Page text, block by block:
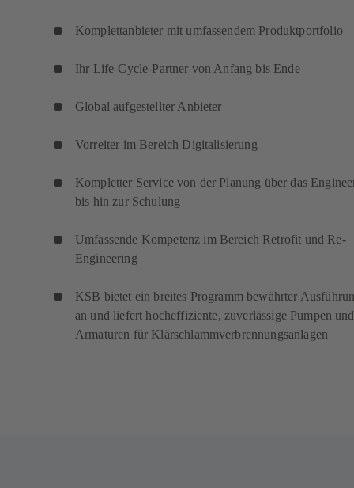
Komplettanbieter mit umfassendem Produktportfolio
Ihr Life-Cycle-Partner von Anfang bis Ende
Global aufgestellter Anbieter
Vorreiter im Bereich Digitalisierung
Kompletter Service von der Planung über das
bis hin zur Schulung
Umfassende Kompetenz im Bereich Retrofit und Re-
Engineering
KSB bietet ein breites Programm bewährter
an und liefert hocheffiziente, zuverlässige Pumpen und
Armaturen für Klärschlammverbrennungsanlagen